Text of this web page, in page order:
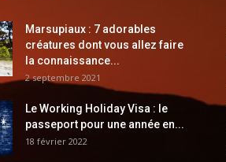
Marsupiaux : 7 adorables
créatures dont vous allez faire
la connaissance...
2 septembre 2021
Le Working Holiday Visa : le
passeport pour une année en...
18 février 2022